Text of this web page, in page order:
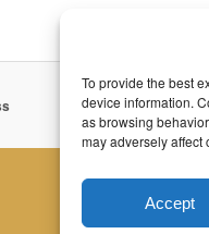
To provide the best
device information.
as browsing
may adversely affect
Accept